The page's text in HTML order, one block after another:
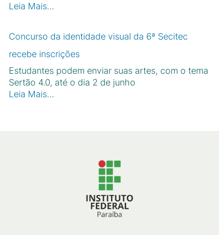
Leia Mais…
Concurso da identidade visual da 6ª Secitec
recebe inscrições
Estudantes podem enviar suas artes, com o tema
Sertão 4.0, até o dia 2 de junho
Leia Mais…